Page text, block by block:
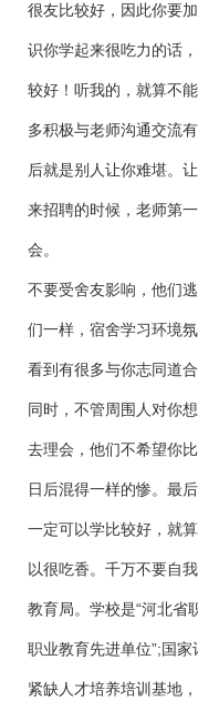
很友比较好，因此你要
识你学起来很吃力的话
较好！听我的，就算不
多积极与老师沟通交流
后就是别人让你难堪。
来招聘的时候，老师第
会。
不要受舍友影响，他们
们一样，宿舍学习环境
看到有很多与你志同道
同时，不管周围人对你
去理会，他们不希望你
日后混得一样的惨。最
一定可以学比较好，就
以很吃香。千万不要自
教育局。学校是“河北省
职业教育先进单位”;国
紧缺人才培养培训基地